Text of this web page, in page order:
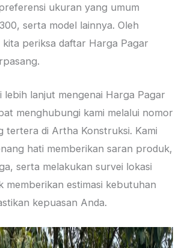
ukuran yang umum
serta model lainnya. Oleh
periksa daftar Harga Pagar
lebih lanjut mengenai Harga Pagar
menghubungi kami melalui nomor
tertera di Artha Konstruksi. Kami
hati memberikan saran produk,
serta melakukan survei lokasi
memberikan estimasi kebutuhan
kepuasan Anda.